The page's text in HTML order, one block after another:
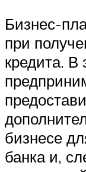
Бизнес-
при
кредита. В
бизнесе
банка и,